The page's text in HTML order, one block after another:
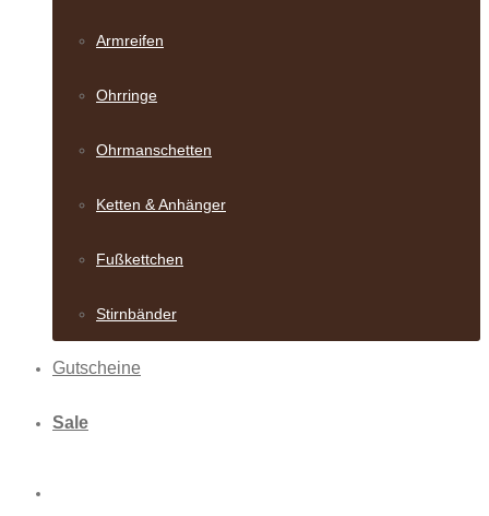
Armreifen
Ohrringe
Ohrmanschetten
Ketten & Anhänger
Fußkettchen
Stirnbänder
Gutscheine
Sale